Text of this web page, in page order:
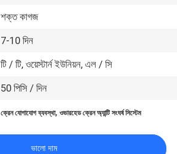
শক্ত কাগজ
7-10 দিন
টি / টি, ওয়েস্টার্ন ইউনিয়ন, এল / সি
50 পিসি / দিন
ক্রেন যোগাযোগ ব্যবস্থা,ওভারহেড ক্রেন অ্যান্টি সংঘর্ষ সিস্টেম
ভালো দাম